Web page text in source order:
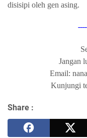
disisipi oleh gen asing.
Jangan
Email:
Kunjungi
Share :